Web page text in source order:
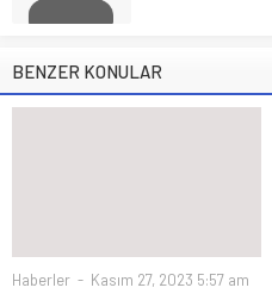
BENZER KONULAR
Haberler Kasım 27, 2023 5:57 am